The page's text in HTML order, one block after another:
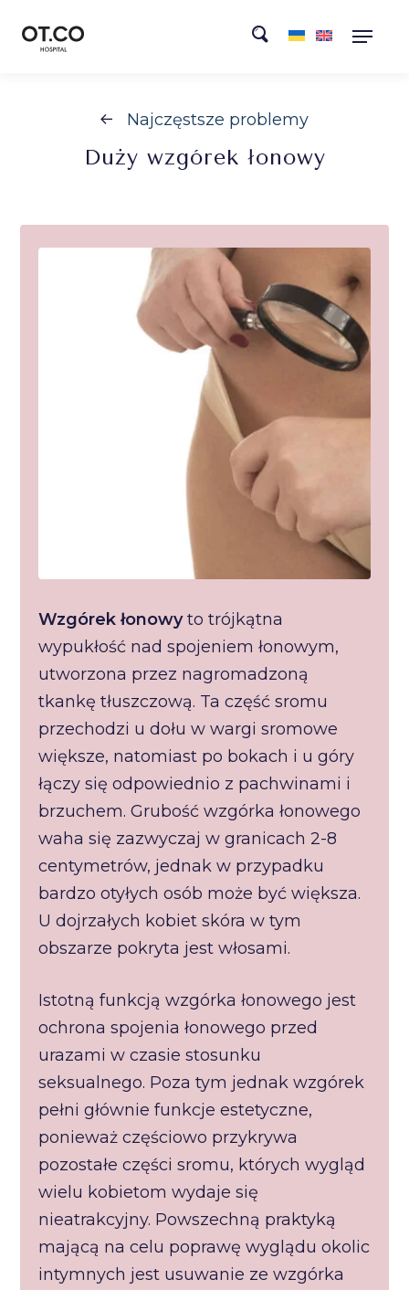
Najczęstsze problemy
Duży wzgórek łonowy
Wzgórek łonowyto trójkątna
wypukłość nad spojeniem łonowym,
utworzona przez nagromadzoną
tkankę tłuszczową. Ta część sromu
przechodzi u dołu w wargi sromowe
większe, natomiast po bokach i u góry
łączy się odpowiednio z pachwinami i
brzuchem. Grubość wzgórka łonowego
waha się zazwyczaj w granicach 2-8
centymetrów, jednak w przypadku
bardzo otyłych osób może być większa.
U dojrzałych kobiet skóra w tym
obszarze pokryta jest włosami.
Istotną funkcją wzgórka łonowego jest
ochrona spojenia łonowego przed
urazami w czasie stosunku
seksualnego. Poza tym jednak wzgórek
pełni głównie funkcje estetyczne,
ponieważ częściowo przykrywa
pozostałe części sromu, których wygląd
wielu kobietom wydaje się
nieatrakcyjny. Powszechną praktyką
mającą na celu poprawę wyglądu okolic
intymnych jest usuwanie ze wzgórka